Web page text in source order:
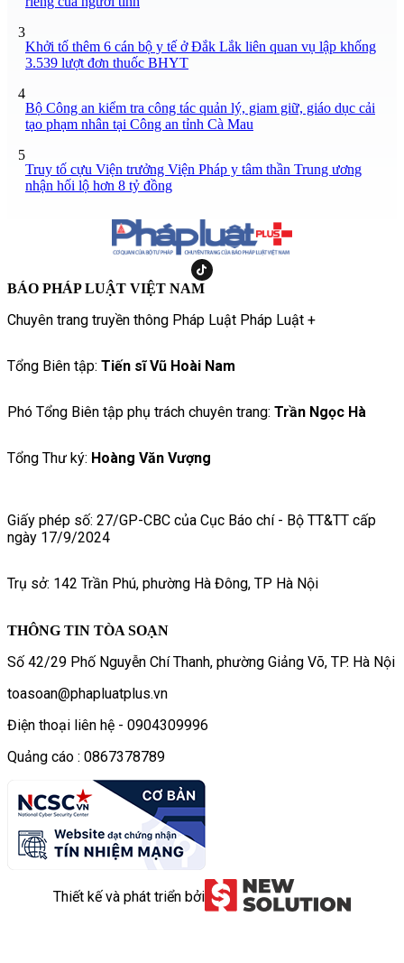
3
Khởi tố thêm 6 cán bộ y tế ở Đắk Lắk liên quan vụ lập khống
3.539 lượt đơn thuốc BHYT
4
Bộ Công an kiểm tra công tác quản lý, giam giữ, giáo dục cải
tạo phạm nhân tại Công an tỉnh Cà Mau
5
Truy tố cựu Viện trưởng Viện Pháp y tâm thần Trung ương
nhận hối lộ hơn 8 tỷ đồng
BÁO PHÁP LUẬT VIỆT NAM
Chuyên trang truyền thông Pháp Luật Pháp Luật +
Tổng Biên tập: Tiến sĩ Vũ Hoài Nam
Phó Tổng Biên tập phụ trách chuyên trang: Trần Ngọc Hà
Tổng Thư ký: Hoàng Văn Vượng
Giấy phép số: 27/GP-CBC của Cục Báo chí - Bộ TT&TT cấp
ngày 17/9/2024
Trụ sở: 142 Trần Phú, phường Hà Đông, TP Hà Nội
THÔNG TIN TÒA SOẠN
Số 42/29 Phố Nguyễn Chí Thanh, phường Giảng Võ, TP. Hà Nội
toasoan@phapluatplus.vn
Điện thoại liên hệ - 0904309996
Quảng cáo : 0867378789
Thiết kế và phát triển bởi